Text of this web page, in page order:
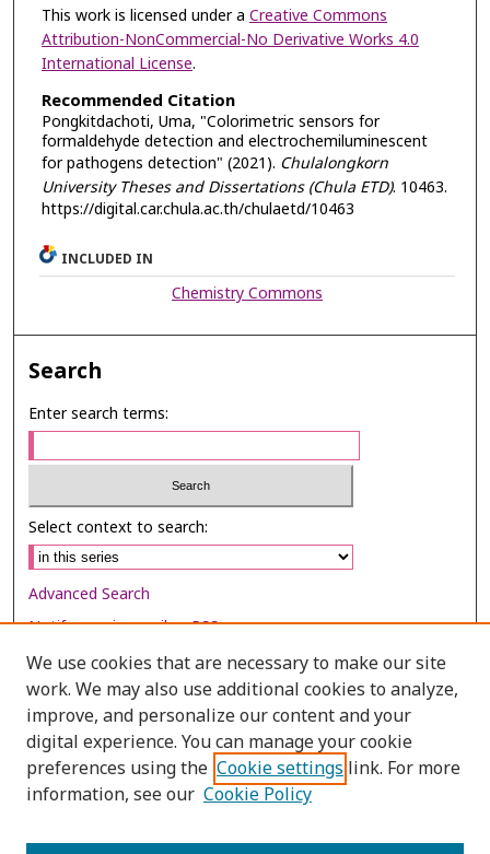
This work is licensed under a Creative Commons
Attribution-NonCommercial-No Derivative Works 4.0
International License.
Recommended Citation
Pongkitdachoti, Uma, "Colorimetric sensors for
formaldehyde detection and electrochemiluminescent
for pathogens detection" (2021). Chulalongkorn
University Theses and Dissertations (Chula ETD). 10463.
https://digital.car.chula.ac.th/chulaetd/10463
INCLUDED IN
Chemistry Commons
Search
Enter search terms:
Select context to search:
Advanced Search
Notify me via email orRSS
Browse
Collections
Disciplines
Authors
We use cookies that are necessary to make our site
work. We may also use additional cookies to analyze,
improve, and personalize our content and your
digital experience. You can manage your cookie
preferences using the Cookie settings link. For more
information, see our Cookie Policy